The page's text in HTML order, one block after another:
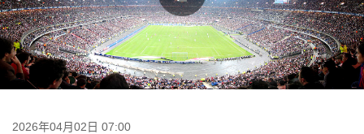
2026年04月02日 07:00